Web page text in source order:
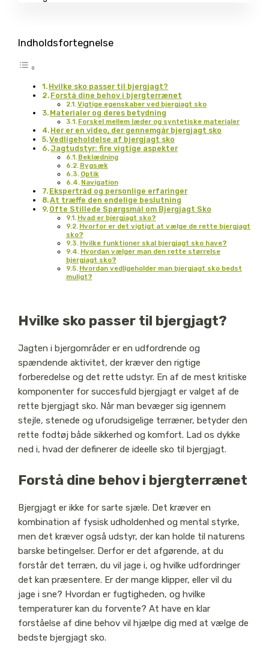
Indholdsfortegnelse
Hvilke sko passer til bjergjagt?
Forstå dine behov i bjergterrænet
Vigtige egenskaber ved bjergjagt sko
Materialer og deres betydning
Forskel mellem læder og syntetiske materialer
Her er en video, der gennemgår bjergjagt sko
Vedligeholdelse af bjergjagt sko
Jagtudstyr: fire vigtige aspekter
Beklædning
Rygsæk
Optik
Navigation
Ekspertråd og personlige erfaringer
At træffe den endelige beslutning
Ofte Stillede Spørgsmål om Bjergjagt Sko
Hvad er bjergjagt sko?
Hvorfor er det vigtigt at vælge de rette bjergjagt
sko?
Hvilke funktioner skal bjergjagt sko have?
Hvordan vælger man den rette størrelse
bjergjagt sko?
Hvordan vedligeholder man bjergjagt sko bedst
muligt?
Hvilke sko passer til bjergjagt?
Jagten i bjergområder er en udfordrende og
spændende aktivitet, der kræver den rigtige
forberedelse og det rette udstyr. En af de mest kritiske
komponenter for succesfuld bjergjagt er valget af de
rette bjergjagt sko. Når man bevæger sig igennem
stejle, stenede og uforudsigelige terræner, betyder den
rette fodtøj både sikkerhed og komfort. Lad os dykke
ned i, hvad der definerer de ideelle sko til bjergjagt.
Forstå dine behov i bjergterrænet
Bjergjagt er ikke for sarte sjæle. Det kræver en
kombination af fysisk udholdenhed og mental styrke,
men det kræver også udstyr, der kan holde til naturens
barske betingelser. Derfor er det afgørende, at du
forstår det terræn, du vil jage i, og hvilke udfordringer
det kan præsentere. Er der mange klipper, eller vil du
jage i sne? Hvordan er fugtigheden, og hvilke
temperaturer kan du forvente? At have en klar
forståelse af dine behov vil hjælpe dig med at vælge de
bedste bjergjagt sko.